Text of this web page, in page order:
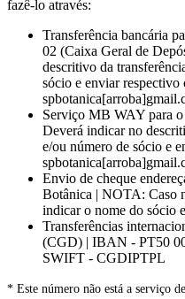
fazê-lo através:
Transferência bancária
02 (Caixa Geral de
descritivo da
sócio e enviar
Serviço MB WAY para
Deverá indicar no
e/ou número de sócio e
Envio de cheque
Botânica | NOTA: Caso
indicar o nome do sócio
Transferências
(CGD) | IBAN - PT50
SWIFT - CGDIPTPL
* Este número não está a serviço